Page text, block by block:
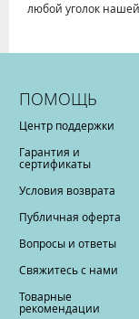
любой уголок
ПОМОЩЬ
Центр поддержки
Гарантия и
сертификаты
Условия возврата
Публичная оферта
Вопросы и ответы
Свяжитесь с нами
Товарные
рекомендации